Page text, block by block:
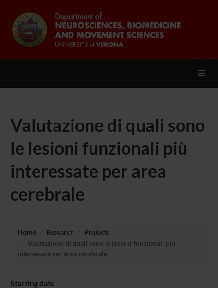
Valutazione di quali sono
le lesioni funzionali più
interessate per area
cerebrale
Home Research
Projects
Valutazione di quali sono le lesioni funzionali più
interessate per area cerebrale
Starting date